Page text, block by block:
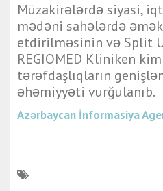
Müzakirələrdə siyasi,
mədəni sahələrdə
etdirilməsinin və Split
REGIOMED Kliniken
tərəfdaşlıqların
əhəmiyyəti vurğulanıb.
Azərbaycan İnformasiya